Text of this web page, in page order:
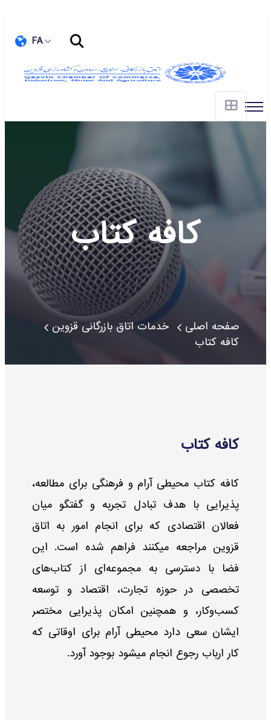
FA
کافه کتاب
صفحه اصلی
خدمات اتاق بازرگانی قزوین
کافه کتاب
کافه کتاب
کافه کتاب محیطی آرام و فرهنگی برای مطالعه،
پذیرایی با هدف تبادل تجربه و گفتگو میان
فعالان اقتصادی که برای انجام امور به اتاق
قزوین مراجعه میکنند فراهم شده است. این
فضا با دسترسی به مجموعه‌ای از کتاب‌های
تخصصی در حوزه تجارت، اقتصاد و توسعه
کسب‌وکار، و همچنین امکان پذیرایی مختصر
ایشان سعی دارد محیطی آرام برای اوقاتی که
کار ارباب رجوع انجام میشود بوجود آورد.